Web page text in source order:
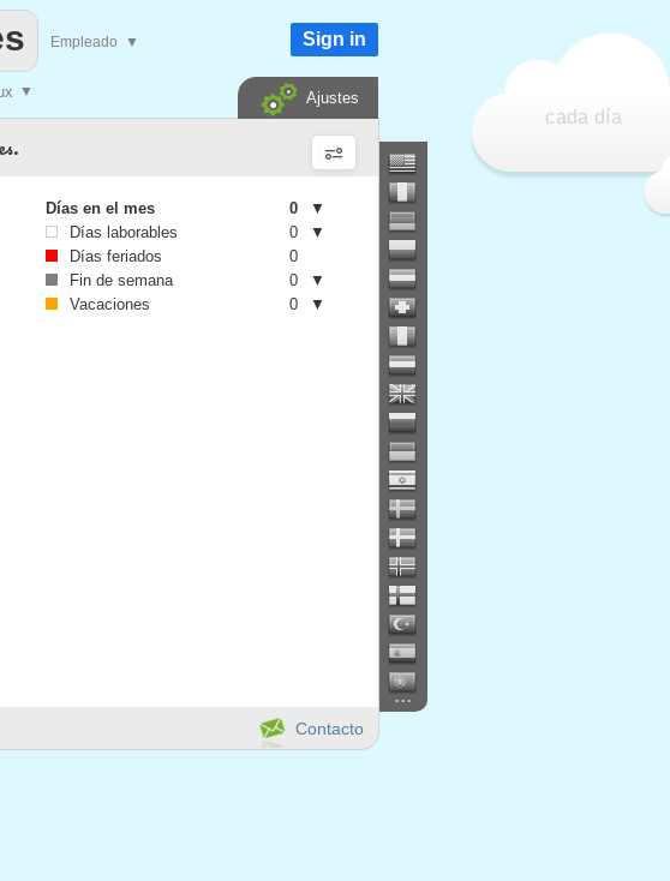
cada día
▼
Empleado ▼ Sign in
Ajustes
...
Contacto
Días en el mes 0
▼
Días laborables
0
▼
Días feriados
0
Fin de semana
0
▼
Vacaciones
0 ▼